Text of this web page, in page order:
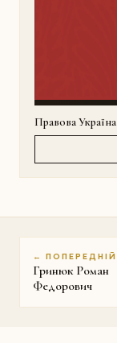
Правова Україна
← ПОПЕРЕДНІЙ
Гринюк Роман
Федорович